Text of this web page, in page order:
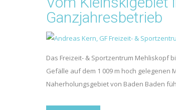
Ganzjahresbetrieb
Das Freizeit- & Sportzentrum Mehliskopf
Gefälle auf dem 1 009 m hoch
Naherholungsgebiet von Baden Baden